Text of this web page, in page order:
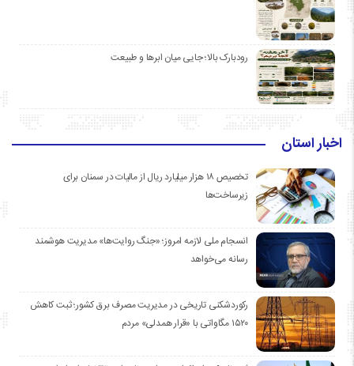
رودبارک بالا؛ جایی میان ابرها و طبیعت
اخبار استان
تخصیص ۱۸ هزار میلیارد ریال از مالیات در سمنان برای
زیرساخت‌ها
انسجام ملی لازمه امروز؛ «جنگ روایت‌ها» مدیریت هوشمند
رسانه می‌خواهد
رکوردشکنی تاریخی در مدیریت مصرف برق کشور؛ ثبت کاهش
۱۵۲۰ مگاواتی با «قرار همدلی» مردم